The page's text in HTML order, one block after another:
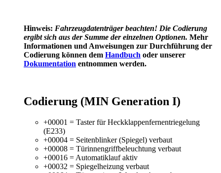
Hinweis: Fahrzeugdatenträgerbeachten! Die Codierung
ergibt sich aus der Summe der einzelnen Optionen. Mehr
Informationen und Anweisungen zur Durchführung der
Codierung können dem Handbuch oder unserer
Dokumentation entnommen werden.
Codierung (MIN Generation I)
+00001 = Taster für Heckklappenfernentriegelung
(E233)
+00004 = Seitenblinker (Spiegel) verbaut
+00008 = Türinnengriffbeleuchtung verbaut
+00016 = Automatiklauf aktiv
+00032 = Spiegelheizung verbaut